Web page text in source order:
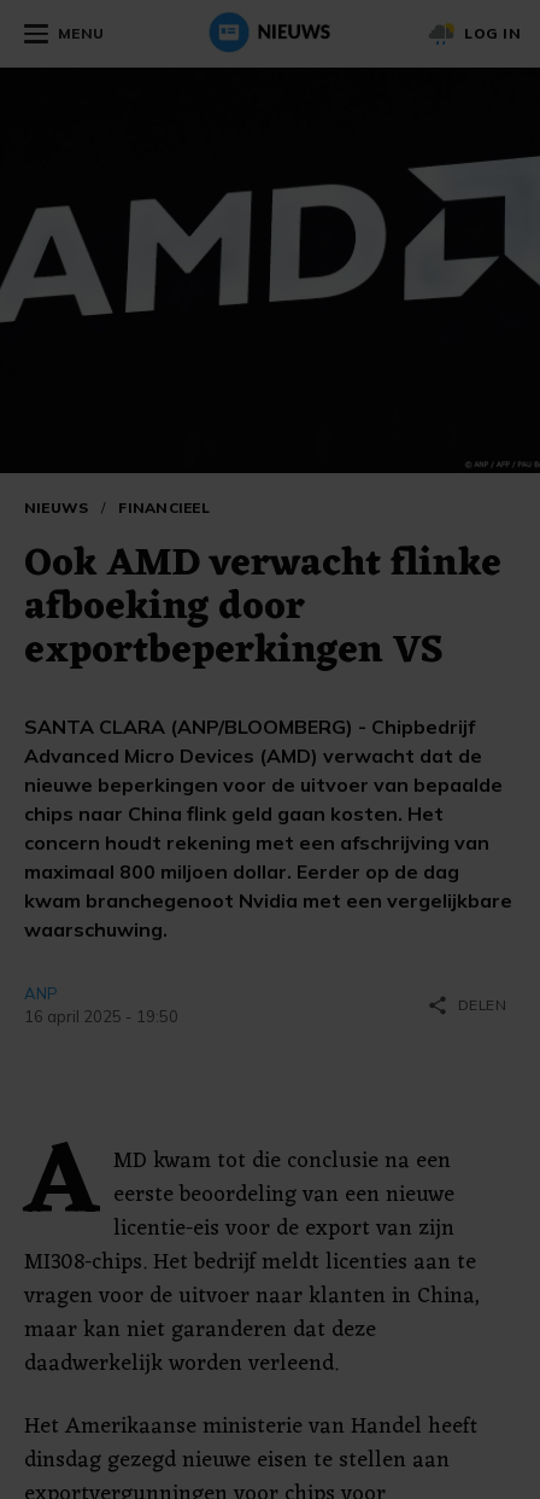
MENU LOG IN
NIEUWS / FINANCIEEL
Ook AMD verwacht flinke
afboeking door
exportbeperkingen VS
SANTA CLARA (ANP/BLOOMBERG) - Chipbedrijf
Advanced Micro Devices (AMD) verwacht dat de
nieuwe beperkingen voor de uitvoer van bepaalde
chips naar China flink geld gaan kosten. Het
concern houdt rekening met een afschrijving van
maximaal 800 miljoen dollar. Eerder op de dag
kwam branchegenoot Nvidia met een vergelijkbare
waarschuwing.
ANP
16 april 2025 - 19:50
share DELEN
A MD kwam tot die conclusie na een
eerste beoordeling van een nieuwe
licentie-eis voor de export van zijn
MI308-chips. Het bedrijf meldt licenties aan te
vragen voor de uitvoer naar klanten in China,
maar kan niet garanderen dat deze
daadwerkelijk worden verleend.
Het Amerikaanse ministerie van Handel heeft
dinsdag gezegd nieuwe eisen te stellen aan